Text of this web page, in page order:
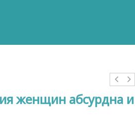
женщин абсурдна и